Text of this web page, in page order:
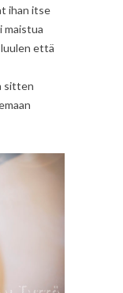
ihan itse
maistua
että
sitten